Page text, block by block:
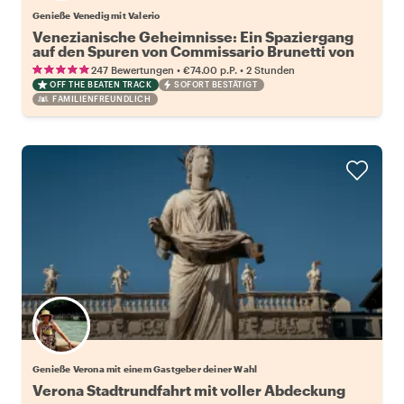
Genieße Venedig mit Valerio
Venezianische Geheimnisse: Ein Spaziergang
auf den Spuren von Commissario Brunetti von
Donna Leon247 Bewertungen • €74.00 p.P. • 2 Stunden
OFF THE BEATEN TRACK
SOFORT BESTÄTIGT
FAMILIENFREUNDLICH
Wähle deinen Lieblingsgastgeber
Genieße Verona mit einem Gastgeber deiner Wahl
Verona Stadtrundfahrt mit voller Abdeckung